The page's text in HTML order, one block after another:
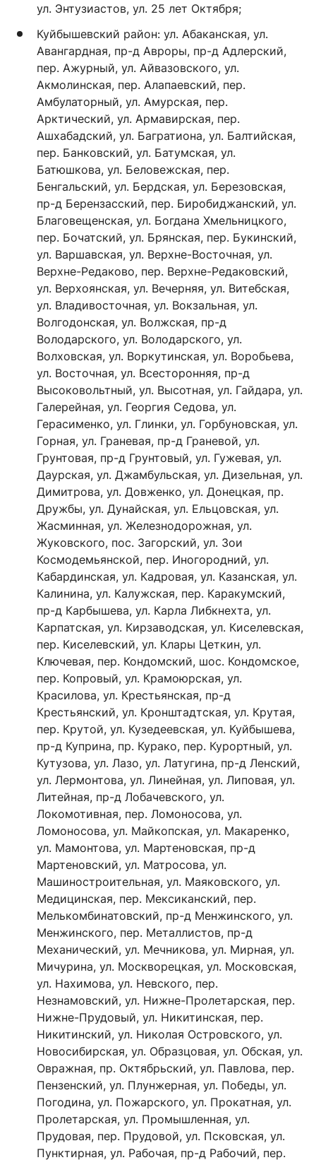
ул. Энтузиастов, ул. 25 лет Октября;
Куйбышевский район: ул. Абаканская, ул.
Авангардная, пр-д Авроры, пр-д Адлерский,
пер. Ажурный, ул. Айвазовского, ул.
Акмолинская, пер. Алапаевский, пер.
Амбулаторный, ул. Амурская, пер.
Арктический, ул. Армавирская, пер.
Ашхабадский, ул. Багратиона, ул. Балтийская,
пер. Банковский, ул. Батумская, ул.
Батюшкова, ул. Беловежская, пер.
Бенгальский, ул. Бердская, ул. Березовская,
пр-д Берензасский, пер. Биробиджанский, ул.
Благовещенская, ул. Богдана Хмельницкого,
пер. Бочатский, ул. Брянская, пер. Букинский,
ул. Варшавская, ул. Верхне-Восточная, ул.
Верхне-Редаково, пер. Верхне-Редаковский,
ул. Верхоянская, ул. Вечерняя, ул. Витебская,
ул. Владивосточная, ул. Вокзальная, ул.
Волгодонская, ул. Волжская, пр-д
Володарского, ул. Володарского, ул.
Волховская, ул. Воркутинская, ул. Воробьева,
ул. Восточная, ул. Всесторонняя, пр-д
Высоковольтный, ул. Высотная, ул. Гайдара, ул.
Галерейная, ул. Георгия Седова, ул.
Герасименко, ул. Глинки, ул. Горбуновская, ул.
Горная, ул. Граневая, пр-д Граневой, ул.
Грунтовая, пр-д Грунтовый, ул. Гужевая, ул.
Даурская, ул. Джамбульская, ул. Дизельная, ул.
Димитрова, ул. Довженко, ул. Донецкая, пр.
Дружбы, ул. Дунайская, ул. Ельцовская, ул.
Жасминная, ул. Железнодорожная, ул.
Жуковского, пос. Загорский, ул. Зои
Космодемьянской, пер. Иногородний, ул.
Кабардинская, ул. Кадровая, ул. Казанская, ул.
Калинина, ул. Калужская, пер. Каракумский,
пр-д Карбышева, ул. Карла Либкнехта, ул.
Карпатская, ул. Кирзаводская, ул. Киселевская,
пер. Киселевский, ул. Клары Цеткин, ул.
Ключевая, пер. Кондомский, шос. Кондомское,
пер. Копровый, ул. Крамоюрская, ул.
Красилова, ул. Крестьянская, пр-д
Крестьянский, ул. Кронштадтская, ул. Крутая,
пер. Крутой, ул. Кузедеевская, ул. Куйбышева,
пр-д Куприна, пр. Курако, пер. Курортный, ул.
Кутузова, ул. Лазо, ул. Латугина, пр-д Ленский,
ул. Лермонтова, ул. Линейная, ул. Липовая, ул.
Литейная, пр-д Лобачевского, ул.
Локомотивная, пер. Ломоносова, ул.
Ломоносова, ул. Майкопская, ул. Макаренко,
ул. Мамонтова, ул. Мартеновская, пр-д
Мартеновский, ул. Матросова, ул.
Машиностроительная, ул. Маяковского, ул.
Медицинская, пер. Мексиканский, пер.
Мелькомбинатовский, пр-д Менжинского, ул.
Менжинского, пер. Металлистов, пр-д
Механический, ул. Мечникова, ул. Мирная, ул.
Мичурина, ул. Москворецкая, ул. Московская,
ул. Нахимова, ул. Невского, пер.
Незнамовский, ул. Нижне-Пролетарская, пер.
Нижне-Прудовый, ул. Никитинская, пер.
Никитинский, ул. Николая Островского, ул.
Новосибирская, ул. Образцовая, ул. Обская, ул.
Овражная, пр. Октябрьский, ул. Павлова, пер.
Пензенский, ул. Плунжерная, ул. Победы, ул.
Погодина, ул. Пожарского, ул. Прокатная, ул.
Пролетарская, ул. Промышленная, ул.
Прудовая, пер. Прудовой, ул. Псковская, ул.
Пунктирная, ул. Рабочая, пр-д Рабочий, пер.